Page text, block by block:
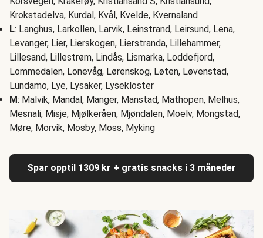
Krokstadelva, Kurdal, Kvål, Kvelde, Kvernaland
L: Langhus, Larkollen, Larvik, Leinstrand, Leirsund, Lena,
Levanger, Lier, Lierskogen, Lierstranda, Lillehammer,
Lillesand, Lillestrøm, Lindås, Lismarka, Loddefjord,
Lommedalen, Lonevåg, Lørenskog, Løten, Løvenstad,
Lundamo, Lye, Lysaker, Lysekloster
M: Malvik, Mandal, Manger, Manstad, Mathopen, Melhus,
Mesnali, Misje, Mjølkeråen, Mjøndalen, Moelv, Mongstad,
Møre, Morvik, Mosby, Moss, Myking
Spar opptil 1309 kr + gratis snacks i 3 måneder